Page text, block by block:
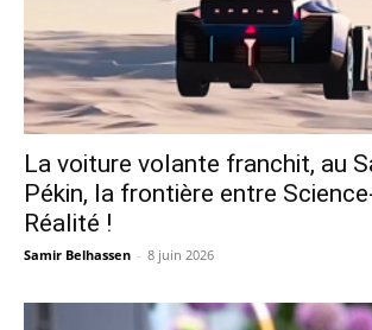
La voiture volante franchit, au
Pékin, la frontière entre
Réalité !
Samir Belhassen - 8 juin 2026